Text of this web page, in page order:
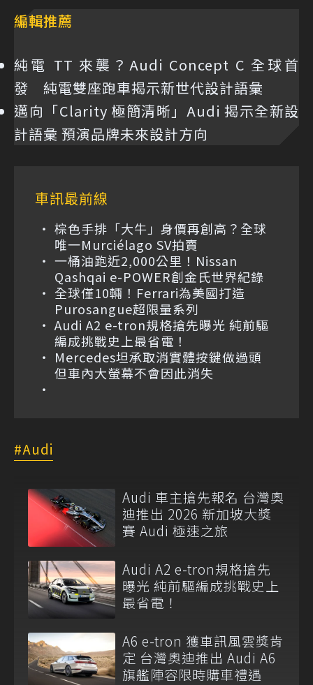
編輯推薦
純電 TT 來襲？Audi Concept C 全球首
發 純電雙座跑車揭示新世代設計語彙
邁向「Clarity 極簡清晰」Audi 揭示全新設
計語彙 預演品牌未來設計方向
車訊最前線
棕色手排「大牛」身價再創高？全球
唯一Murciélago SV拍賣
一桶油跑近2,000公里！Nissan
Qashqai e-POWER創金氏世界紀錄
全球僅10輛！Ferrari為美國打造
Purosangue超限量系列
Audi A2 e-tron規格搶先曝光 純前驅
編成挑戰史上最省電！
Mercedes坦承取消實體按鍵做過頭
但車內大螢幕不會因此消失
Audi
Audi 車主搶先報名 台灣奧
迪推出 2026 新加坡大獎
賽 Audi 極速之旅
Audi A2 e-tron規格搶先
曝光 純前驅編成挑戰史上
最省電！
A6 e-tron 獲車訊風雲獎肯
定 台灣奧迪推出 Audi A6
旗艦陣容限時購車禮遇